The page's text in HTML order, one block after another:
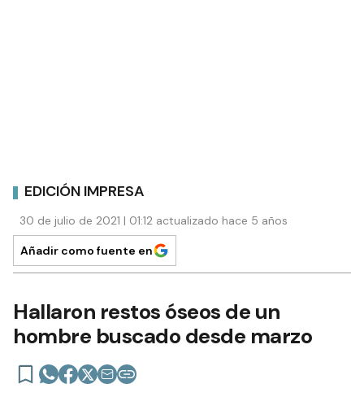
EDICIÓN IMPRESA
30 de julio de 2021 | 01:12 actualizado hace 5 años
Añadir como fuente en
Hallaron restos óseos de un
hombre buscado desde marzo